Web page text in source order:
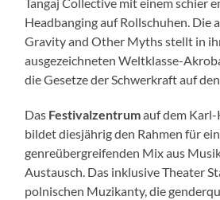
Headbanging auf Rollschuhen. Die
Gravity and Other Myths stellt in
ausgezeichneten Weltklasse-
die Gesetze der Schwerkraft auf
Das Festivalzentrumauf dem
bildet diesjährig den Rahmen für
genreübergreifenden Mix aus
Austausch. Das inklusive Theater
polnischen Muzikanty, die